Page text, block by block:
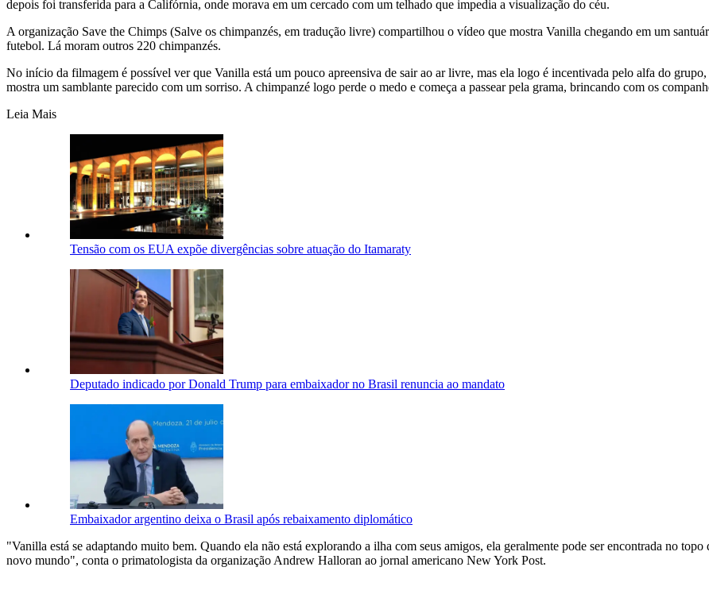
depois foi transferida para a Califórnia, onde morava em um cercado com um telhado que impedia a visualização do céu.
A organização Save the Chimps (Salve os chimpanzés, em tradução livre) compartilhou o vídeo que mostra Vanilla chegando em um
futebol. Lá moram outros 220 chimpanzés.
No início da filmagem é possível ver que Vanilla está um pouco apreensiva de sair ao ar livre, mas ela logo é incentivada pelo alfa do
mostra um samblante parecido com um sorriso. A chimpanzé logo perde o medo e começa a passear pela grama, brincando com os
Leia Mais
Tensão com os EUA expõe divergências sobre atuação do Itamaraty
Deputado indicado por Donald Trump para embaixador no Brasil renuncia ao mandato
Embaixador argentino deixa o Brasil após rebaixamento diplomático
"Vanilla está se adaptando muito bem. Quando ela não está explorando a ilha com seus amigos, ela geralmente pode ser encontrada no
novo mundo", conta o primatologista da organização Andrew Halloran ao jornal americano New York Post.